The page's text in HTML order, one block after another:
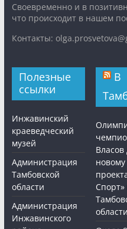
Cвоевременно и в
что происходит в нашем
Контакты:
Полезные
ссылки
Инжавинский
краеведческий
музей
Администрация
Тамбовской
области
Администрация
Инжавинского
В
Власов
новому
Спорт»
области